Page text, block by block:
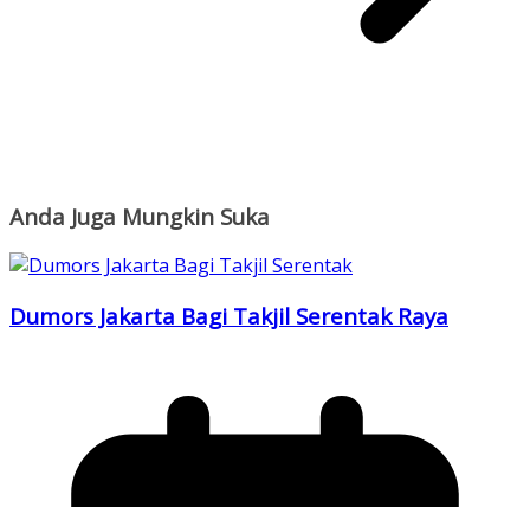
Anda Juga Mungkin Suka
Dumors Jakarta Bagi Takjil Serentak Raya